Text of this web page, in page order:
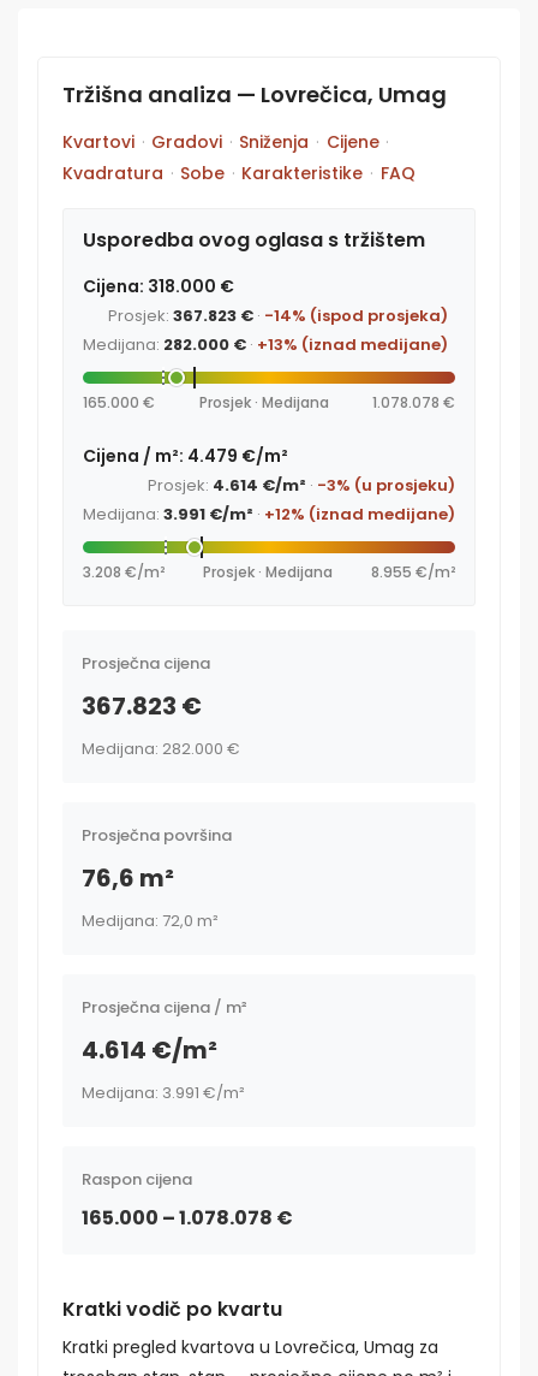
Tržišna analiza — Lovrečica, Umag
Kvartovi · Gradovi · Sniženja · Cijene ·
Kvadratura · Sobe · Karakteristike · FAQ
Usporedba ovog oglasa s tržištem
Cijena: 318.000 €
Prosjek: 367.823 € · -14% (ispod prosjeka)
Medijana: 282.000 € · +13% (iznad medijane)
165.000 € Prosjek · Medijana 1.078.078 €
Cijena / m²: 4.479 €/m²
Prosjek: 4.614 €/m² · -3% (u prosjeku)
Medijana: 3.991 €/m² · +12% (iznad medijane)
3.208 €/m² Prosjek · Medijana 8.955 €/m²
Prosječna cijena
367.823 €
Medijana: 282.000 €
Prosječna površina
76,6 m²
Medijana: 72,0 m²
Prosječna cijena / m²
4.614 €/m²
Medijana: 3.991 €/m²
Raspon cijena
165.000 – 1.078.078 €
Kratki vodič po kvartu
Kratki pregled kvartova u Lovrečica, Umag za